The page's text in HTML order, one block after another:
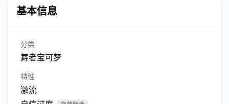
基本信息
分类
舞者宝可梦
特性
激流